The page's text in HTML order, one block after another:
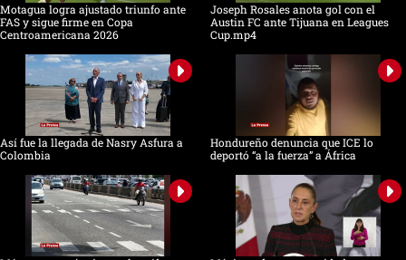
Motagua logra ajustado triunfo ante
FAS y sigue firme en Copa
Centroamericana 2026
Joseph Rosales anota gol con el
Austin FC ante Tijuana en Leagues
Cup.mp4
Así fue la llegada de Nasry Asfura a
Colombia
Hondureño denuncia que ICE lo
deportó “a la fuerza” a África